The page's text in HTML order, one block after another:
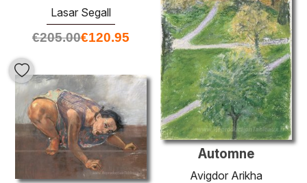
Lasar Segall
€205.00€120.95
Automne
Avigdor Arikha